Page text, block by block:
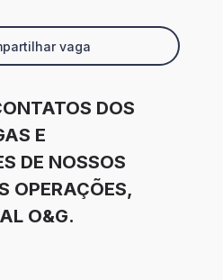
vaga
DOS
E
DE NOSSOS
OPERAÇÕES,
O&G.